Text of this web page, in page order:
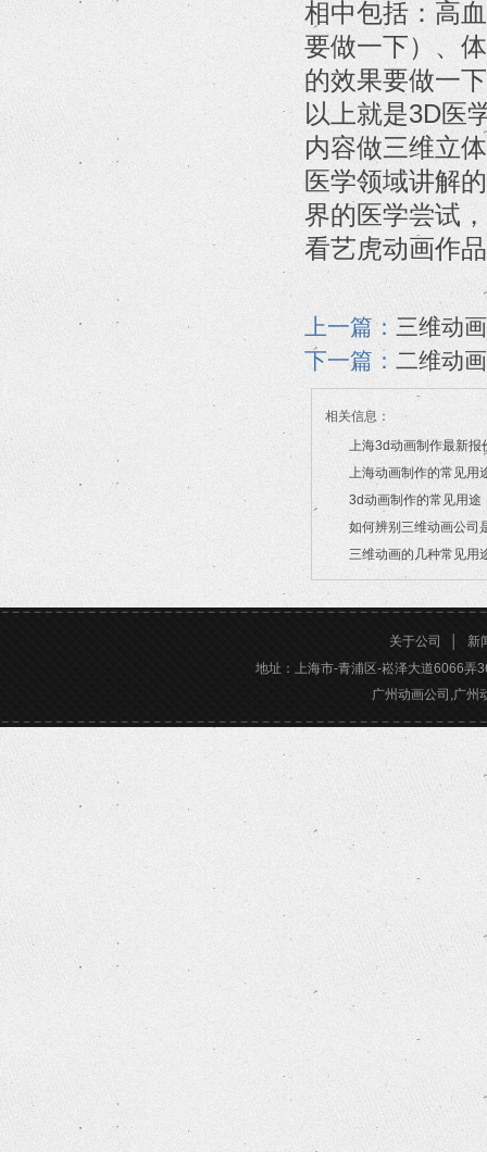
相中包括：高
要做一下）、
的效果要做一
以上就是3D医
内容做三维立
医学领域讲解
界的医学尝试
看艺虎动画作
上一篇： 三维动
下一篇： 二维动
相关信息：
上海3d动画制作最新报
2026/03/20
上海动画制作的常见用
2026/03/18
3d动画制作的常见用途
2026/02/09
如何辨别三维动画公司
2026/02/02
三维动画的几种常见用
2026/02/02
关于公司
新
地址：上海市-青浦区-崧泽大道6066弄
广州动画公司,广州